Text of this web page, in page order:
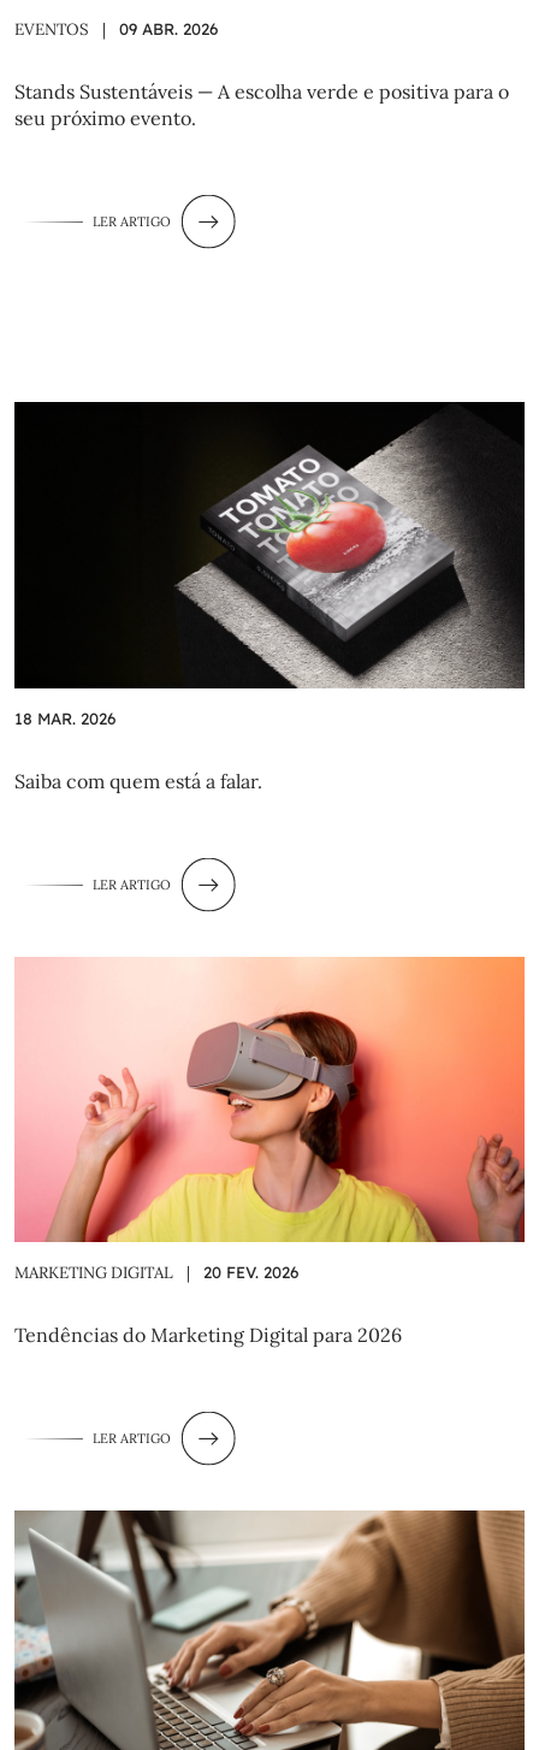
EVENTOS | 09 ABR. 2026
Stands Sustentáveis — A escolha verde e positiva para o
seu próximo evento.
LER ARTIGO
18 MAR. 2026
Saiba com quem está a falar.
LER ARTIGO
MARKETING DIGITAL | 20 FEV. 2026
Tendências do Marketing Digital para 2026
LER ARTIGO